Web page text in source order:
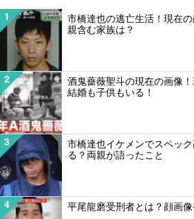
1
市橋達也の逃亡生活！現在
親含む家族は？
2
酒鬼薔薇聖斗の現在の画像
結婚も子供もいる！
3
市橋達也イケメンでスペッ
る？両親が語ったこと
4 平尾龍磨受刑者とは？顔画像